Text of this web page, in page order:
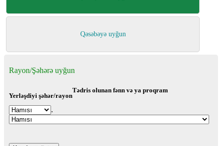
Qəsəbəyə uyğun
Rayon/Şəhərə uyğun
Yerləşdiyi şəhər/rayon
.
Tədris olunan fənn və ya proqram